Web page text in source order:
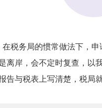
税务局的惯常做法下，
离岸，会不定时复查，以
与税表上写清楚，税局